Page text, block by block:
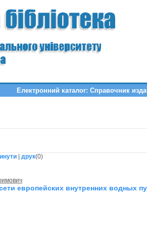
Електронний каталог: Справочник
| друк(0)
европейских внутренних водных